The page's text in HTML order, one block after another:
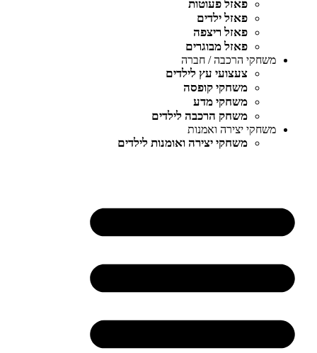
פאזל פעוטות
פאזל ילדים
פאזל ריצפה
פאזל מבוגרים
משחקי הרכבה / חברה
צעצועי עץ לילדים
משחקי קופסה
משחקי מדע
משחק הרכבה לילדים
משחקי יצירה ואמנות
משחקי יצירה ואומנות לילדים